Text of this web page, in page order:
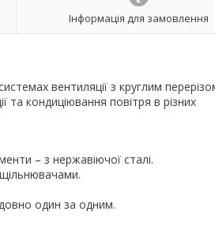
Інформація для замовлення
вентиляції з круглим
та кондиціювання повітря в різних
– з нержавіючої сталі.
один за одним.